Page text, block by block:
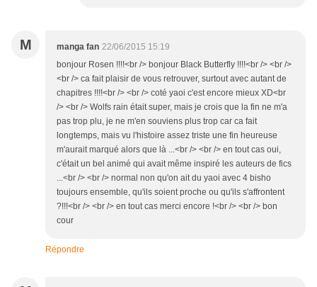
M manga fan 22/06/2015 15:19
bonjour Rosen !!!!<br /> bonjour Black Butterfly !!!!<br /> <br />
<br /> ca fait plaisir de vous retrouver, surtout avec autant de
chapitres !!!!<br /> <br /> coté yaoi c'est encore mieux XD<br
/> <br /> Wolfs rain était super, mais je crois que la fin ne m'a
pas trop plu, je ne m'en souviens plus trop car ca fait
longtemps, mais vu l'histoire assez triste une fin heureuse
m'aurait marqué alors que là ...<br /> <br /> en tout cas oui,
c'était un bel animé qui avait même inspiré les auteurs de fics
...<br /> <br /> normal non qu'on ait du yaoi avec 4 bisho
toujours ensemble, qu'ils soient proche ou qu'ils s'affrontent
?!!!<br /> <br /> en tout cas merci encore !<br /> <br /> bon
cour
Répondre